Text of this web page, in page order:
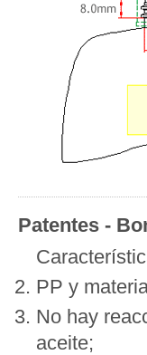
Patentes -
PP y
No hay
aceite;